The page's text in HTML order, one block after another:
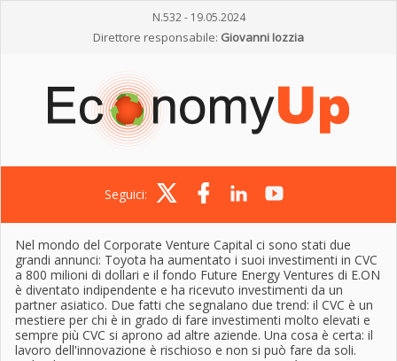
N.532 - 19.05.2024
Direttore responsabile: Giovanni Iozzia
Seguici:
Nel mondo del Corporate Venture Capital ci sono stati due
grandi annunci: Toyota ha aumentato i suoi investimenti in CVC
a 800 milioni di dollari e il fondo Future Energy Ventures di E.ON
è diventato indipendente e ha ricevuto investimenti da un
partner asiatico. Due fatti che segnalano due trend: il CVC è un
mestiere per chi è in grado di fare investimenti molto elevati e
sempre più CVC si aprono ad altre aziende. Una cosa è certa: il
lavoro dell'innovazione è rischioso e non si può fare da soli.